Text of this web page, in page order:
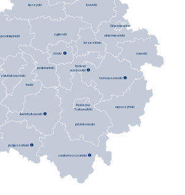
bełchatowski 
łaski
łęczycki łowicki
łódzki
wschodni 
opoczyński
pabianicki
pajęczański
piotrkowski
poddębicki
radomszczański 
rawski
skierniewicki
tomaszowski
zduńskowolski
zgierski
brzeziński
Łódź 
Piotrków
Trybunalski
Skierniewice